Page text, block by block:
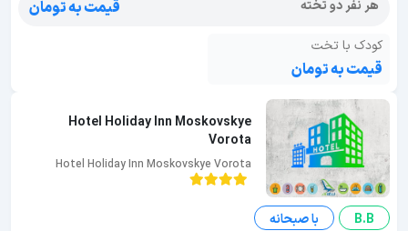
هر نفر دو تخته
قیمت به تومان
کودک با تخت
قیمت به تومان
Hotel Holiday Inn Moskovskye
Vorota
Hotel Holiday Inn Moskovskye Vorota
B.B
با صبحانه